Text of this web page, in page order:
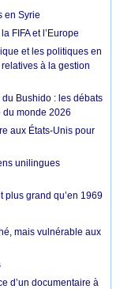
en Syrie
FIFA et l’Europe
et les politiques en
à la gestion
Bushido : les débats
du monde 2026
aux États-Unis pour
unilingues
plus grand qu’en 1969
mais vulnérable aux
d’un documentaire à